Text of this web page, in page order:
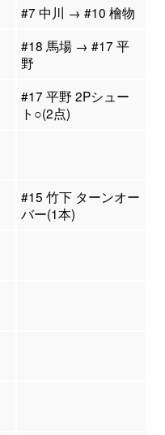
#7 中川 → #10 檜物
#18 馬場 → #17 平
野
#17 平野 2Pシュー
ト○(2点)
#15 竹下 ターンオー
バー(1本)